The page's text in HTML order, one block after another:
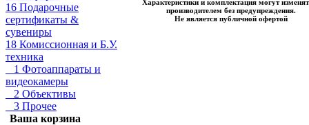
16 Подарочные
сертификаты &
сувениры
18 Комиссионная и Б.У.
техника
1 Фотоаппараты и
видеокамеры
2 Объективы
3 Прочее
Ваша корзина
Характеристики и комплектация могут
производителем без предупреждения.
Не является публичной офертой